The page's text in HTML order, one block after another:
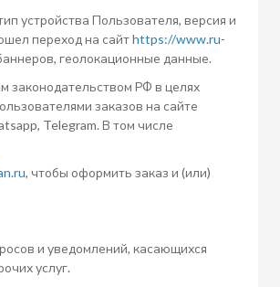
устройства Пользователя, версия и
переход на сайтhttps://www.ru-
геолокационные данные.
законодательством РФ в целях
заказов на сайте
Telegram. В том числе
, чтобы оформить заказ и (или)
и уведомлений, касающихся
услуг.